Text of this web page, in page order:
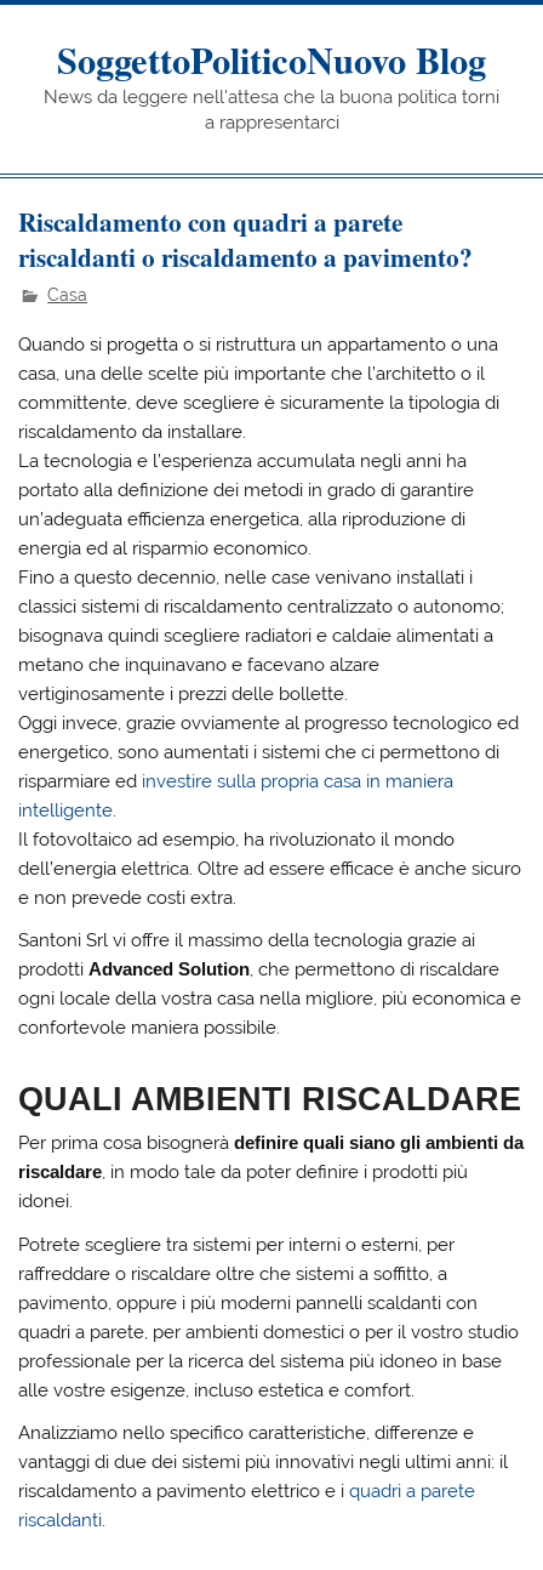
Skip
contentSoggettoPoliticoNuovo Blog
News da leggere nell'attesa che la buona politica torni
a rappresentarci
Riscaldamento con quadri a parete
riscaldanti o riscaldamento a pavimento?
Casa
Quando si progetta o si ristruttura un appartamento o una
casa, una delle scelte più importante che l’architetto o il
committente, deve scegliere è sicuramente la tipologia di
riscaldamento da installare.
La tecnologia e l’esperienza accumulata negli anni ha
portato alla definizione dei metodi in grado di garantire
un’adeguata efficienza energetica, alla riproduzione di
energia ed al risparmio economico.
Fino a questo decennio, nelle case venivano installati i
classici sistemi di riscaldamento centralizzato o autonomo;
bisognava quindi scegliere radiatori e caldaie alimentati a
metano che inquinavano e facevano alzare
vertiginosamente i prezzi delle bollette.
Oggi invece, grazie ovviamente al progresso tecnologico ed
energetico, sono aumentati i sistemi che ci permettono di
risparmiare ed investire sulla propria casa in maniera
intelligente.
Il fotovoltaico ad esempio, ha rivoluzionato il mondo
dell’energia elettrica. Oltre ad essere efficace è anche sicuro
e non prevede costi extra.
Santoni Srl vi offre il massimo della tecnologia grazie ai
prodottiAdvanced Solution, che permettono di riscaldare
ogni locale della vostra casa nella migliore, più economica e
confortevole maniera possibile.
QUALI AMBIENTI RISCALDARE
Per prima cosa bisogneràdefinire quali siano gli ambienti da
riscaldare, in modo tale da poter definire i prodotti più
idonei.
Potrete scegliere tra sistemi per interni o esterni, per
raffreddare o riscaldare oltre che sistemi a soffitto, a
pavimento, oppure i più moderni pannelli scaldanti con
quadri a parete, per ambienti domestici o per il vostro studio
professionale per la ricerca del sistema più idoneo in base
alle vostre esigenze, incluso estetica e comfort.
Analizziamo nello specifico caratteristiche, differenze e
vantaggi di due dei sistemi più innovativi negli ultimi anni: il
riscaldamento a pavimento elettrico e iquadri a parete
riscaldanti.